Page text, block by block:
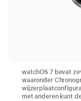
watchOS 7 bevat
waaronder
met anderen kunt